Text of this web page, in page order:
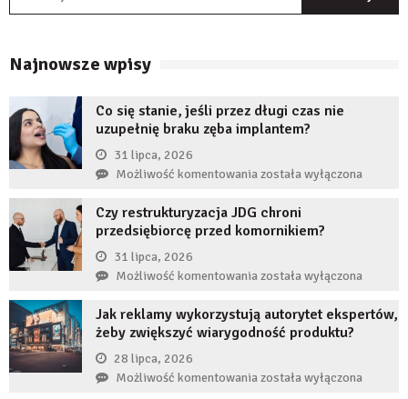
Najnowsze wpisy
Co się stanie, jeśli przez długi czas nie
uzupełnię braku zęba implantem?
31 lipca, 2026
Możliwość komentowaniaCo
stanie,
jeśli
długi
uzupełnię
implantem?
została wyłączona
Czy restrukturyzacja JDG chroni
przedsiębiorcę przed komornikiem?
31 lipca, 2026
Możliwość komentowaniaCzy
JDG
chroni
przed
komornikiem?
została wyłączona
Jak reklamy wykorzystują autorytet ekspertów,
żeby zwiększyć wiarygodność produktu?
28 lipca, 2026
Możliwość komentowaniaJak
została wyłączona